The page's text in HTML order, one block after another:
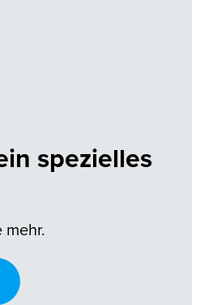
spezielles